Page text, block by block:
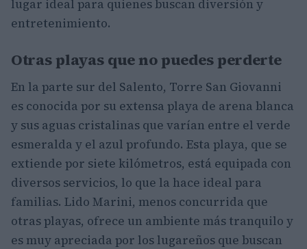
lugar ideal para quienes buscan diversión y
entretenimiento.
Otras playas que no puedes perderte
En la parte sur del Salento, Torre San Giovanni
es conocida por su extensa playa de arena blanca
y sus aguas cristalinas que varían entre el verde
esmeralda y el azul profundo. Esta playa, que se
extiende por siete kilómetros, está equipada con
diversos servicios, lo que la hace ideal para
familias. Lido Marini, menos concurrida que
otras playas, ofrece un ambiente más tranquilo y
es muy apreciada por los lugareños que buscan